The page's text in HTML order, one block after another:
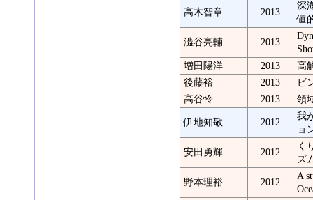
高木智章 2013
深
値
澁谷亮輔 2013
増田陽洋
2013
高
後藤裕
2013
ビ
高谷怜
2013 領
伊地知敬 2012
我
ョ
安田勇輝 2012
く
ズ
野本理裕 2012
A